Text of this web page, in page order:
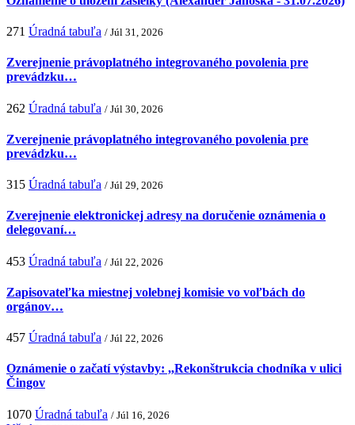
271 Úradná tabuľa / Júl 31, 2026
Zverejnenie právoplatného integrovaného povolenia pre
prevádzku…
262 Úradná tabuľa / Júl 30, 2026
Zverejnenie právoplatného integrovaného povolenia pre
prevádzku…
315 Úradná tabuľa / Júl 29, 2026
Zverejnenie elektronickej adresy na doručenie oznámenia o
delegovaní…
453 Úradná tabuľa / Júl 22, 2026
Zapisovateľka miestnej volebnej komisie vo voľbách do
orgánov…
457 Úradná tabuľa / Júl 22, 2026
Oznámenie o začatí výstavby: ,,Rekonštrukcia chodníka v ulici
Čingov
1070 Úradná tabuľa / Júl 16, 2026